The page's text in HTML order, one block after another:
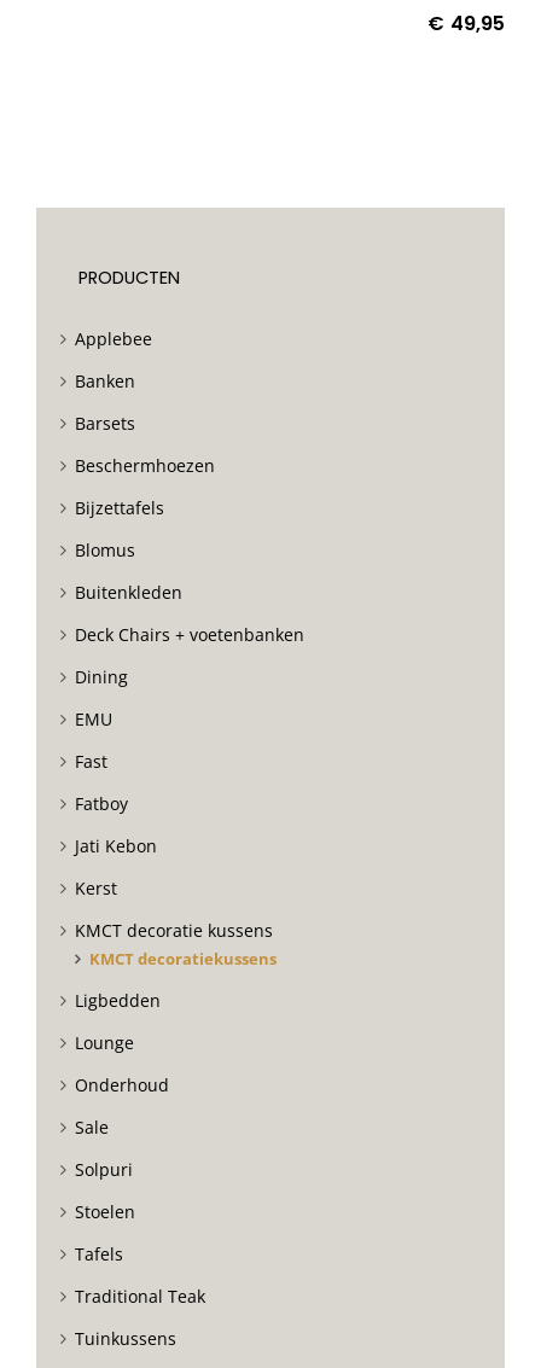
€ 49,95
PRODUCTEN
Applebee
Banken
Barsets
Beschermhoezen
Bijzettafels
Blomus
Buitenkleden
Deck Chairs + voetenbanken
Dining
EMU
Fast
Fatboy
Jati Kebon
Kerst
KMCT decoratie kussens
KMCT decoratiekussens
Ligbedden
Lounge
Onderhoud
Sale
Solpuri
Stoelen
Tafels
Traditional Teak
Tuinkussens